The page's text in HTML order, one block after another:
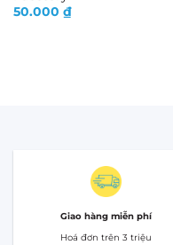
50.000 ₫
Giao hàng miễn phí
Hoá đơn trên 3 triệu